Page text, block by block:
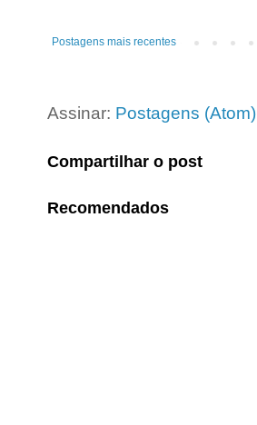
Postagens mais recentes
Assinar: Postagens (Atom)
Compartilhar o post
Recomendados